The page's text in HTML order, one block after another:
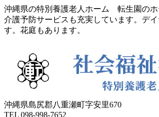
沖縄県の特別養護老人ホーム 転生園のホ
介護予防サービスも充実しています。デ
す。花庭もあります。
沖縄県島尻郡八重瀬町字安里670
TEL 098-998-7652